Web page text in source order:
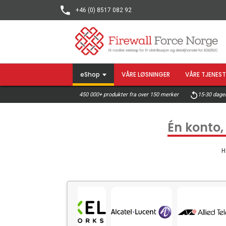
+46 (0) 8517 082 92
eShop VÅRE LØSNINGER VÅRE
450 000+ produkter fra over 150 merker 15-30
Én